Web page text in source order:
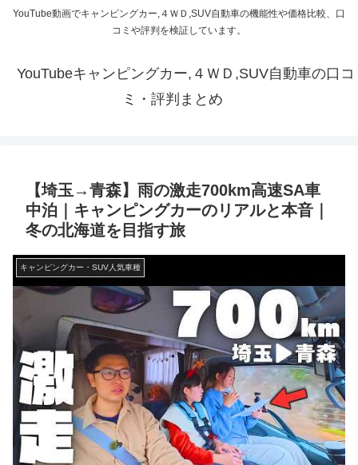
YouTube動画でキャンピングカー,４ＷＤ,SUV自動車の機能性や価格比較、口
コミや評判を検証しています。
YouTubeキャンピングカー,４ＷＤ,SUV自動車の口コ
ミ・評判まとめ
【埼玉→青森】雨の激走700km高速SA車
中泊｜キャンピングカーのリアルと本音｜
冬の北海道を目指す旅
キャンピングカー・SUV人気車種